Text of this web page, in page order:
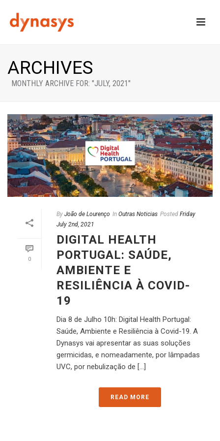
ARCHIVES
MONTHLY ARCHIVE FOR: "JULY, 2021"
0
By João de Lourenço In Outras Noticias Posted Friday
July 2nd, 2021
DIGITAL HEALTH
PORTUGAL: SAÚDE,
AMBIENTE E
RESILIÊNCIA À COVID-
19
Dia 8 de Julho 10h: Digital Health Portugal:
Saúde, Ambiente e Resiliência à Covid-19. A
Dynasys vai apresentar as suas soluções
germicidas, e nomeadamente, por lâmpadas
UVC, por nebulização de [...]
READ MORE